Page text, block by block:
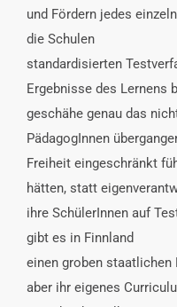
und Fördern jedes
die Schulen
standardisierten
Ergebnisse des Lernens
geschähe genau das
PädagogInnen
Freiheit eingeschränkt
hätten, statt
ihre SchülerInnen auf
gibt es in Finnland
einen groben staatlichen
aber ihr eigenes